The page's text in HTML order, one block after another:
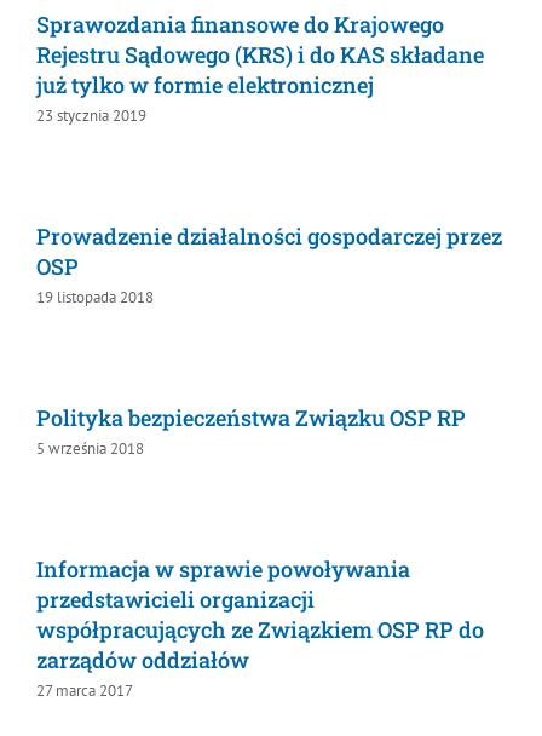
Sprawozdania finansowe do Krajowego
Rejestru Sądowego (KRS) i do KAS składane
już tylko w formie elektronicznej
23 stycznia 2019
Prowadzenie działalności gospodarczej
przez OSP
19 listopada 2018
Polityka bezpieczeństwa Związku OSP RP
5 września 2018
Informacja w sprawie powoływania
przedstawicieli organizacji
współpracujących ze Związkiem OSP RP do
zarządów oddziałów
27 marca 2017